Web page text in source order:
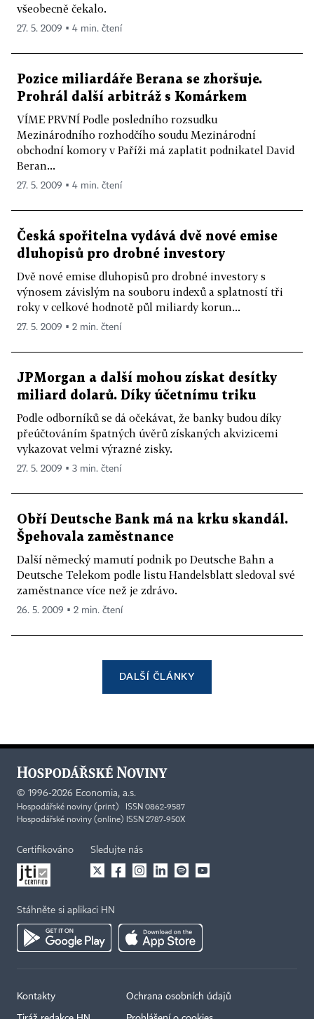
všeobecně čekalo.
27. 5. 2009 ▪ 4 min. čtení
Pozice miliardáře Berana se zhoršuje.
Prohrál další arbitráž s Komárkem
VÍME PRVNÍ Podle posledního rozsudku
Mezinárodního rozhodčího soudu Mezinárodní
obchodní komory v Paříži má zaplatit podnikatel David
Beran...
27. 5. 2009 ▪ 4 min. čtení
Česká spořitelna vydává dvě nové emise
dluhopisů pro drobné investory
Dvě nové emise dluhopisů pro drobné investory s
výnosem závislým na souboru indexů a splatností tři
roky v celkové hodnotě půl miliardy korun...
27. 5. 2009 ▪ 2 min. čtení
JPMorgan a další mohou získat desítky
miliard dolarů. Díky účetnímu triku
Podle odborníků se dá očekávat, že banky budou díky
přeúčtováním špatných úvěrů získaných akvizicemi
vykazovat velmi výrazné zisky.
27. 5. 2009 ▪ 3 min. čtení
Obří Deutsche Bank má na krku skandál.
Špehovala zaměstnance
Další německý mamutí podnik po Deutsche Bahn a
Deutsche Telekom podle listu Handelsblatt sledoval své
zaměstnance více než je zdrávo.
26. 5. 2009 ▪ 2 min. čtení
DALŠÍ ČLÁNKY
© 1996-2026 Economia, a.s.
Hospodářské noviny (print) ISSN 0862-9587
Hospodářské noviny (online) ISSN 2787-950X
Certifikováno Sledujte nás
Stáhněte si aplikaci HN
Kontakty Ochrana osobních údajů